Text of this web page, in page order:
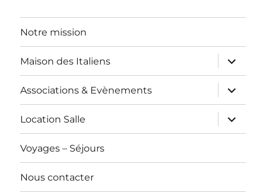
Notre mission
Maison des Italiens
ouvrir
le
sous-
menu
Associations & Evènements
ouvrir
le
sous-
menu
Location Salle
ouvrir
le
sous-
Voyages – Séjours
Nous contacter